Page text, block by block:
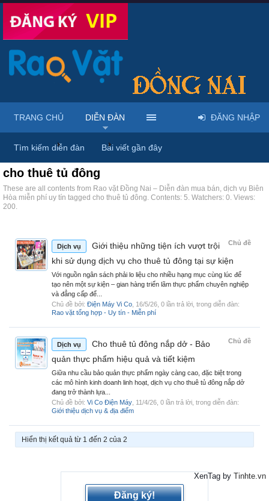
Trang chủ Diễn đàn Tags
cho thuê tủ đông
These are all contents from Rao vặt Đồng Nai – Diễn đàn mua bán, dịch vụ Biên
Hòa miễn phí uy tín tagged cho thuê tủ đông. Contents: 5. Watchers: 0. Views:
200.
Chủ đề
Dịch vụ
Giới thiệu những tiện ích vượt trội
khi sử dụng dịch vụ cho thuê tủ đông tại sự kiện
Với nguồn ngân sách phải lo liệu cho nhiều hạng mục cùng lúc để
tạo nên một sự kiện – gian hàng triển lãm thực phẩm chuyên nghiệp
và đẳng cấp để...
Chủ đề bởi: Điện Máy Vi Co 16/5/26 , 0 lần trả lời, trong diễn đàn:
Rao vặt tổng hợp - Uy tín - Miễn phí
Chủ đề
Dịch vụ
Cho thuê tủ đông nắp dở - Bảo
quản thực phẩm hiệu quả và tiết kiệm
Giữa nhu cầu bảo quản thực phẩm ngày càng cao, đặc biệt trong
các mô hình kinh doanh linh hoạt, dịch vụ cho thuê tủ đông nắp dở
đang trở thành lựa...
Chủ đề bởi: Vi Co Điện Máy 11/4/26 , 0 lần trả lời, trong diễn đàn:
Giới thiệu dịch vụ & địa điểm
Hiển thị kết quả từ 1 đến 2 của 2
XenTag by Tinhte.vn
Đăng ký!
TRANG CHỦ DIỄN ĐÀN
Tìm kiếm diễn đàn Bài viết gần đây
ĐĂNG NHẬP